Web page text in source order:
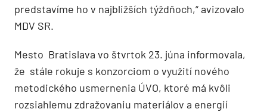
predstavíme ho v najbližších týždňoch,“ avizovalo
MDV SR.
Mesto Bratislava vo štvrtok 23. júna informovala,
že stále rokuje s konzorciom o využití nového
metodického usmernenia ÚVO, ktoré má kvôli
rozsiahlemu zdražovaniu materiálov a energií